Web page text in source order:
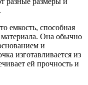
емкость, способная
Она обычно
и
изготавливается из
ей прочность и